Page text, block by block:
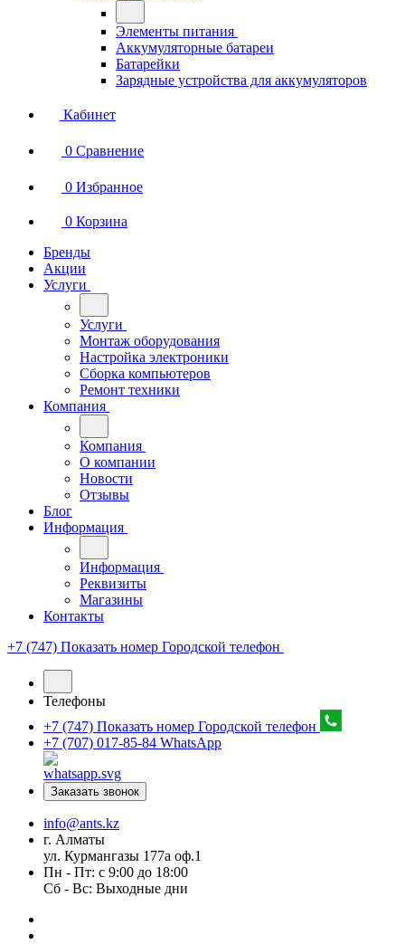
Элементы питания
Аккумуляторные батареи
Батарейки
Зарядные устройства для аккумуляторов
Кабинет
0 Сравнение
0 Избранное
0 Корзина
Бренды
Акции
Услуги
Услуги
Монтаж оборудования
Настройка электроники
Сборка компьютеров
Ремонт техники
Компания
Компания
О компании
Новости
Отзывы
Блог
Информация
Информация
Реквизиты
Магазины
Контакты
+7 (747) Показать номер Городской телефон
Телефоны
+7 (747) Показать номер Городской телефон
+7 (707) 017-85-84 WhatsApp
Заказать звонок
info@ants.kz
г. Алматы
ул. Курмангазы 177а оф.1
Пн - Пт: с 9:00 до 18:00
Сб - Вс: Выходные дни